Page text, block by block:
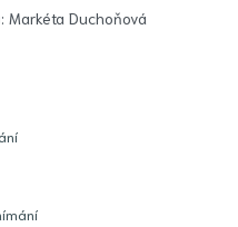
Markéta Duchoňová